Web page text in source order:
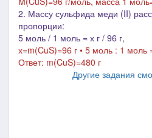
2. Массу сульфида меди (II)
пропорции:
5 моль / 1 моль = х г / 96 г,
х=m(CuS)=96 г • 5 моль : 1 моль
Ответ: m(CuS)=480 г
Другие задания